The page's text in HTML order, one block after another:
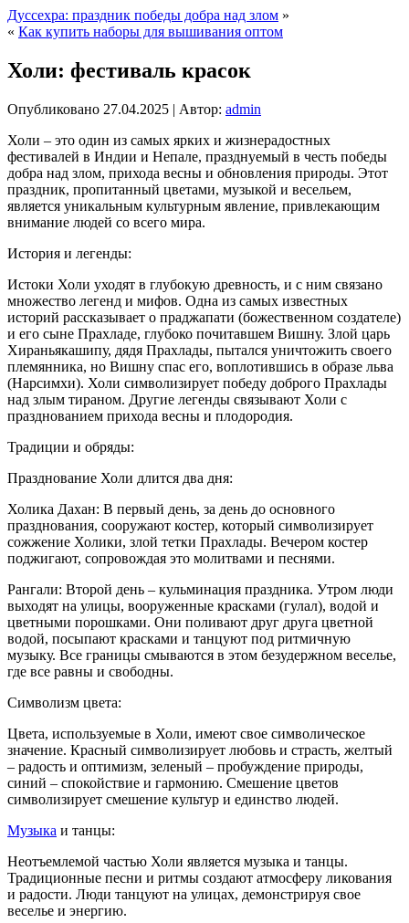
Дуссехра: праздник победы добра над злом »
« Как купить наборы для вышивания оптом
Холи: фестиваль красок
Опубликовано 27.04.2025 | Автор: admin
Холи – это один из самых ярких и жизнерадостных
фестивалей в Индии и Непале, празднуемый в честь победы
добра над злом, прихода весны и обновления природы. Этот
праздник, пропитанный цветами, музыкой и весельем,
является уникальным культурным явление, привлекающим
внимание людей со всего мира.
История и легенды:
Истоки Холи уходят в глубокую древность, и с ним связано
множество легенд и мифов. Одна из самых известных
историй рассказывает о праджапати (божественном создателе)
и его сыне Прахладе, глубоко почитавшем Вишну. Злой царь
Хираньякашипу, дядя Прахлады, пытался уничтожить своего
племянника, но Вишну спас его, воплотившись в образе льва
(Нарсимхи). Холи символизирует победу доброго Прахлады
над злым тираном. Другие легенды связывают Холи с
празднованием прихода весны и плодородия.
Традиции и обряды:
Празднование Холи длится два дня:
Холика Дахан: В первый день, за день до основного
празднования, сооружают костер, который символизирует
сожжение Холики, злой тетки Прахлады. Вечером костер
поджигают, сопровождая это молитвами и песнями.
Рангали: Второй день – кульминация праздника. Утром люди
выходят на улицы, вооруженные красками (гулал), водой и
цветными порошками. Они поливают друг друга цветной
водой, посыпают красками и танцуют под ритмичную
музыку. Все границы смываются в этом безудержном веселье,
где все равны и свободны.
Символизм цвета:
Цвета, используемые в Холи, имеют свое символическое
значение. Красный символизирует любовь и страсть, желтый
– радость и оптимизм, зеленый – пробуждение природы,
синий – спокойствие и гармонию. Смешение цветов
символизирует смешение культур и единство людей.
Музыка и танцы:
Неотъемлемой частью Холи является музыка и танцы.
Традиционные песни и ритмы создают атмосферу ликования
и радости. Люди танцуют на улицах, демонстрируя свое
веселье и энергию.